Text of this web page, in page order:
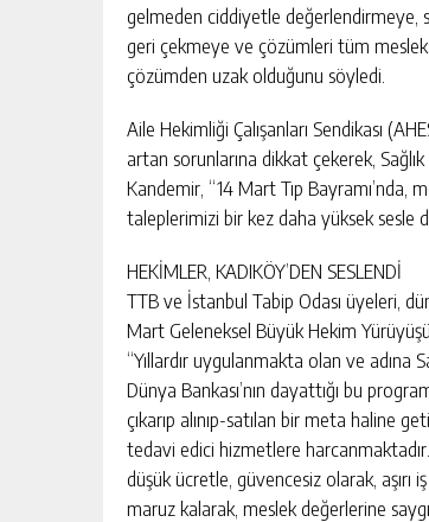
gelmeden ciddiyetle değerlendirmeye,
geri çekmeye ve çözümleri tüm
çözümden uzak olduğunu söyledi.
Aile Hekimliği Çalışanları Sendikası
artan sorunlarına dikkat çekerek, Sağlık
Kandemir, ‘‘14 Mart Tıp
taleplerimizi bir kez daha yüksek sesle
HEKİMLER, KADIKÖY’DEN SESLENDİ
TTB ve İstanbul Tabip Odası üyeleri,
Mart Geleneksel Büyük Hekim
‘‘Yıllardır uygulanmakta olan ve
Dünya Bankası’nın dayattığı bu
çıkarıp alınıp-satılan bir meta haline
tedavi edici hizmetlere
düşük ücretle, güvencesiz olarak, aşırı
maruz kalarak, meslek değerlerine